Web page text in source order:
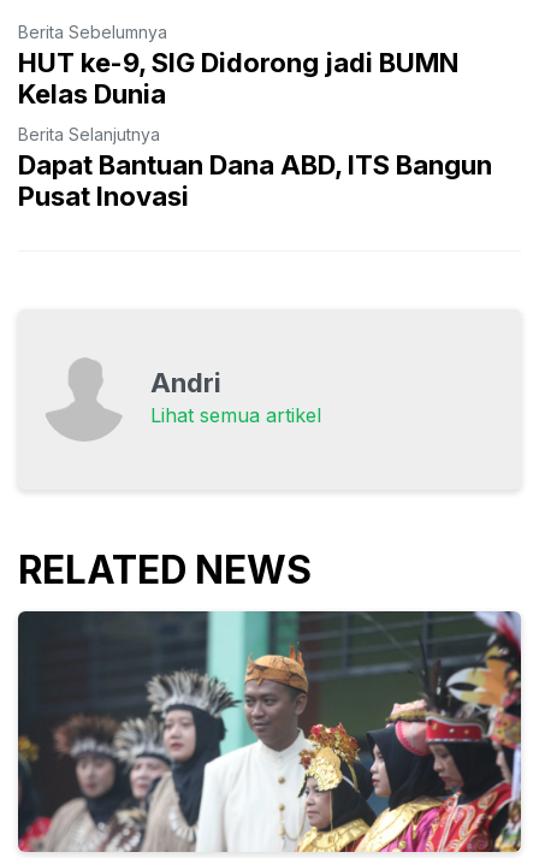
Berita Sebelumnya
HUT ke-9, SIG Didorong jadi BUMN
Kelas Dunia
Berita Selanjutnya
Dapat Bantuan Dana ABD, ITS Bangun
Pusat Inovasi
Andri
Lihat semua artikel
RELATED NEWS